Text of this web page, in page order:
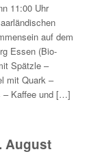
11:00 Uhr
auf dem
Essen (Bio-
Spätzle –
mit Quark –
– Kaffee und […]
August